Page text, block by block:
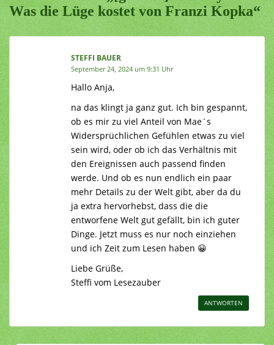
Was die Lüge kostet von Franzi Kopka“
STEFFI BAUER
September 24, 2024 um 9:31 Uhr
Hallo Anja,
na das klingt ja ganz gut. Ich bin gespannt,
ob es mir zu viel Anteil von Mae´s
Widersprüchlichen Gefühlen etwas zu viel
sein wird, oder ob ich das Verhältnis mit
den Ereignissen auch passend finden
werde. Und ob es nun endlich ein paar
mehr Details zu der Welt gibt, aber da du
ja extra hervorhebst, dass die die
entworfene Welt gut gefällt, bin ich guter
Dinge. Jetzt muss es nur noch einziehen
und ich Zeit zum Lesen haben 😀
Liebe Grüße,
Steffi vom Lesezauber
ANTWORTEN